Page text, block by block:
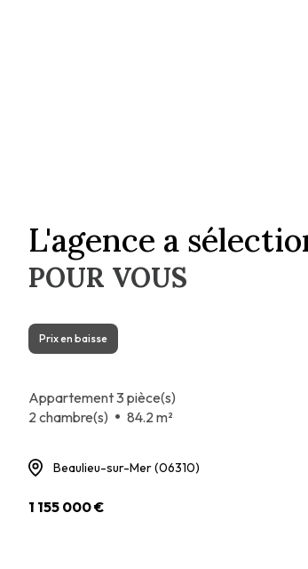
L'agence a
POUR VOUS
Prix en baisse
Appartement 3 pièce(s)
2 chambre(s)
84.2 m²
Beaulieu-sur-Mer (06310)
1 155 000 €